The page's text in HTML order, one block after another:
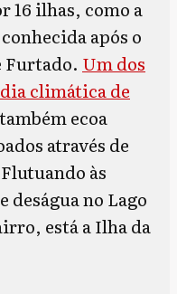
16 ilhas, como a
após o
Furtado. Um dos
climática de
ecoa
através de
às
deságua no Lago
está a Ilha da